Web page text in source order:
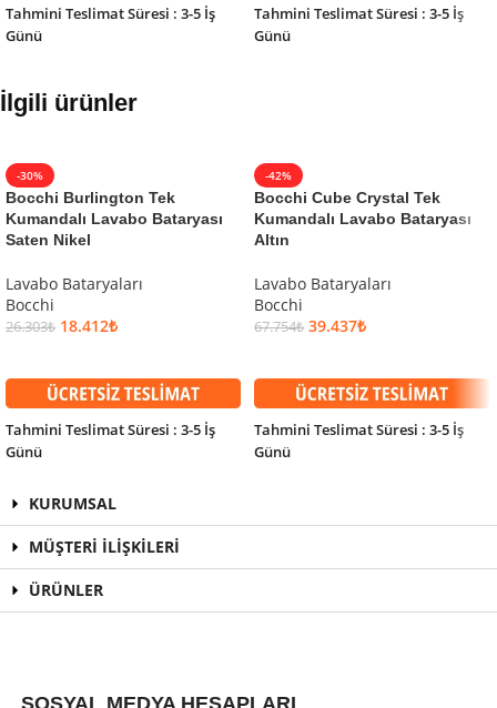
Tahmini Teslimat Süresi : 3-5 İş
Günü
Tahmini Teslimat Süresi : 3-5 İş
Günü
İlgili ürünler
-30%
Bocchi Burlington Tek
Kumandalı Lavabo Bataryası
Saten Nikel
Lavabo Bataryaları
Bocchi
26.303₺ 18.412₺
Tahmini Teslimat Süresi : 3-5 İş
Günü
-42%
Bocchi Cube Crystal Tek
Kumandalı Lavabo Bataryası
Altın
Lavabo Bataryaları
Bocchi
67.754₺ 39.437₺
Tahmini Teslimat Süresi : 3-5 İş
Günü
KURUMSAL
MÜŞTERİ İLİŞKİLERİ
ÜRÜNLER
SOSYAL MEDYA HESAPLARI